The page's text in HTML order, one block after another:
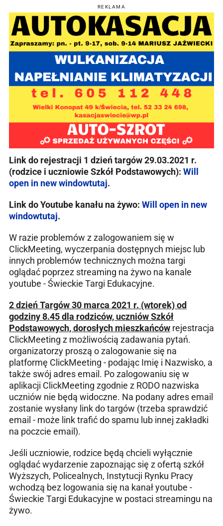
REKLAMA
Link do rejestracji 1 dzień targów 29.03.2021 r.
(rodzice i uczniowie Szkół Podstawowych): Will
open in new windowtutaj.
Link do Youtube kanału na żywo: Will open in new
windowtutaj.
W razie problemów z zalogowaniem się w
ClickMeeting, wyczerpania dostępnych miejsc lub
innych problemów technicznych można targi
oglądać poprzez streaming na żywo na kanale
youtube - Świeckie Targi Edukacyjne.
2 dzień Targów 30 marca 2021 r. (wtorek) od
godziny 8.45 dla rodziców, uczniów Szkół
Podstawowych, dorosłych mieszkańców rejestracja
ClickMeeting z możliwością zadawania pytań.
organizatorzy proszą o zalogowanie się na
platformę ClickMeeting - podając Imię i Nazwisko, a
także swój adres email. Po zalogowaniu się w
aplikacji ClickMeeting zgodnie z RODO nazwiska
uczniów nie będą widoczne. Na podany adres email
zostanie wysłany link do targów (trzeba sprawdzić
email - może link trafić do spamu lub innej zakładki
na poczcie email).
Jeśli uczniowie, rodzice będą chcieli wyłącznie
oglądać wydarzenie zapoznając się z ofertą szkół
Wyższych, Policealnych, Instytucji Rynku Pracy
wchodzą bez logowania się na kanał youtube -
Świeckie Targi Edukacyjne w postaci streamingu na
żywo.